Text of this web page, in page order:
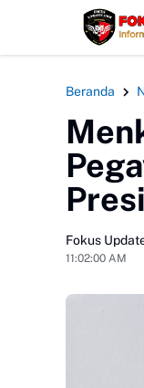
HEADLINE
Beranda
Fokus
11:02:00 AM